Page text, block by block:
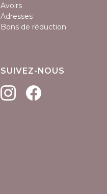
Avoirs
Adresses
Bons de réduction
SUIVEZ-NOUS